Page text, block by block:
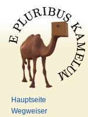
Hauptseite
Wegweiser